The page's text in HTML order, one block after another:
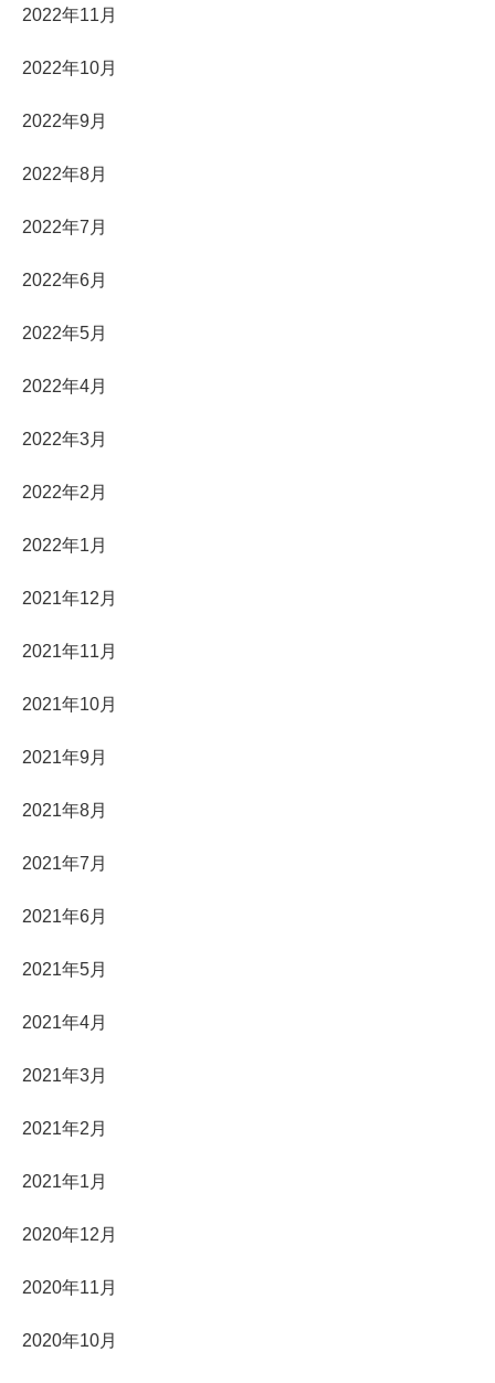
2022年11月
2022年10月
2022年9月
2022年8月
2022年7月
2022年6月
2022年5月
2022年4月
2022年3月
2022年2月
2022年1月
2021年12月
2021年11月
2021年10月
2021年9月
2021年8月
2021年7月
2021年6月
2021年5月
2021年4月
2021年3月
2021年2月
2021年1月
2020年12月
2020年11月
2020年10月